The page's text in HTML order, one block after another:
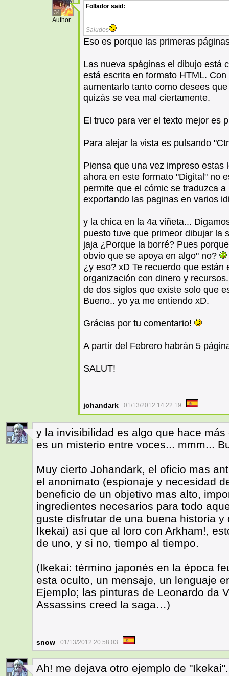
34
Author
Follador said:
Saludos
Eso es porque las primeras
Las nueva spáginas el dibujo está
está escrita en formato HTML.
aumentarlo tanto como desees
quizás se vea mal ciertamente.
El truco para ver el texto mejor es
Para alejar la vista es pulsando
Piensa que una vez impreso
ahora en este formato "Digital" no
permite que el cómic se traduzca
exportando las paginas en varios
y la chica en la 4a viñeta...
puesto tuve que primeor dibujar la
jaja ¿Porque la borré? Pues
obvio que se apoya en algo" no?
¿y eso? xD Te recuerdo que
organización con dinero y
de dos siglos que existe solo que
Bueno.. yo ya me entiendo xD.
Grácias por tu comentario!
A partir del Febrero habrán 5
SALUT!
johandark 01/13/2012 14:22:19
1
y la invisibilidad es algo que hace
es un misterio entre voces... mmm...
Muy cierto Johandark, el oficio mas
el anonimato (espionaje y necesidad
beneficio de un objetivo mas alto,
ingredientes necesarios para todo
guste disfrutar de una buena historia
Ikekai) así que al loro con Arkham!,
de uno, y si no, tiempo al tiempo.
(Ikekai: término japonés en la época
esta oculto, un mensaje, un lenguaje
Ejemplo; las pinturas de Leonardo da
Assassins creed la saga…)
snow 01/13/2012 20:58:03
Ah! me dejava otro ejemplo de